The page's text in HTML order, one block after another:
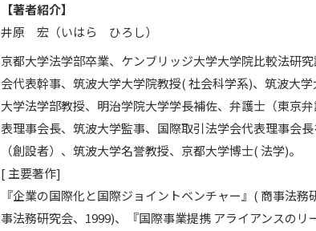
【著者紹介】
井原 宏（いはら ひろし）
京都大学法学部卒業、ケンブリッジ大学大学院比較法研
会代表幹事、筑波大学大学院教授( 社会科学系)、筑波大
大学法学部教授、明治学院大学学長補佐、弁護士（東京
表理事会長、筑波大学監事、国際取引法学会代表理事会
（創設者）、筑波大学名誉教授、京都大学博士( 法学)。
[ 主要著作]
『企業の国際化と国際ジョイントベンチャー』( 商事法
事法務研究会、1999)、『国際事業提携 アライアンスの